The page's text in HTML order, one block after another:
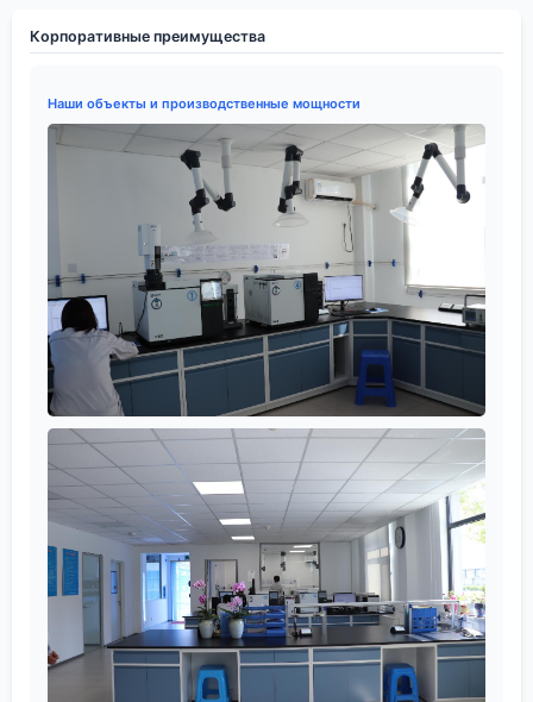
Корпоративные преимущества
Наши объекты и производственные мощности